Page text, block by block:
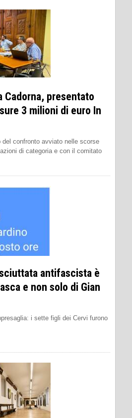
Cadorna, presentato
3 milioni di euro In
del confronto avviato nelle scorse
di categoria e con il comitato
antifascista è
e non solo di Gian
i sette figli dei Cervi furono